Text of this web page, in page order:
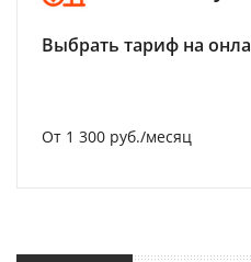
Выбрать тариф на
От 1 300 руб./месяц